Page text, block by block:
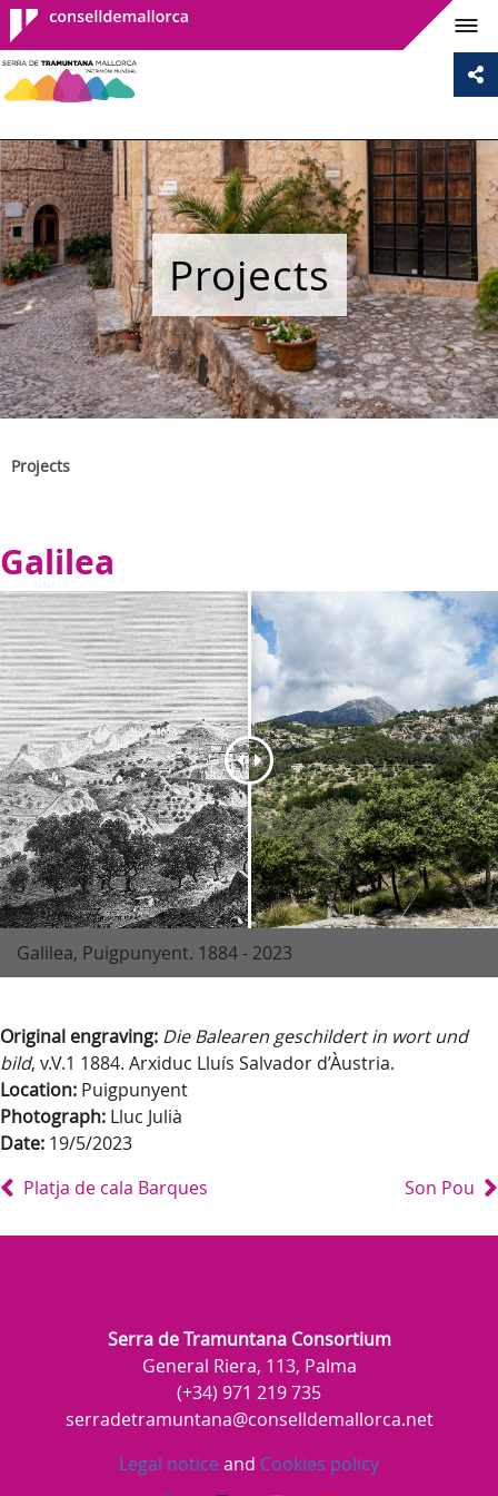
Consell de
Mallorca
Projects
Projects
Galilea
Galilea, Puigpunyent. 1884 - 2023
Original engraving: Die Balearen geschildert in wort und
bild, v.V.1 1884. Arxiduc Lluís Salvador d’Àustria.
Location: Puigpunyent
Photograph: Lluc Julià
Date: 19/5/2023
Platja de cala Barques
Son Pou
Serra de Tramuntana Consortium
General Riera, 113, Palma
(+34) 971 219 735
serradetramuntana@conselldemallorca.net
Legal notice and Cookies policy